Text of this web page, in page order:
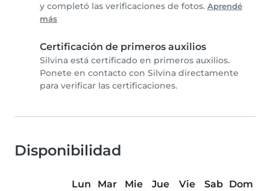
y completó las verificaciones de fotos. Aprendé
más
Certificación de primeros auxilios
Silvina está certificado en primeros auxilios.
Ponete en contacto con Silvina directamente
para verificar las certificaciones.
Disponibilidad
Lun Mar Mie Jue Vie Sab
Dom